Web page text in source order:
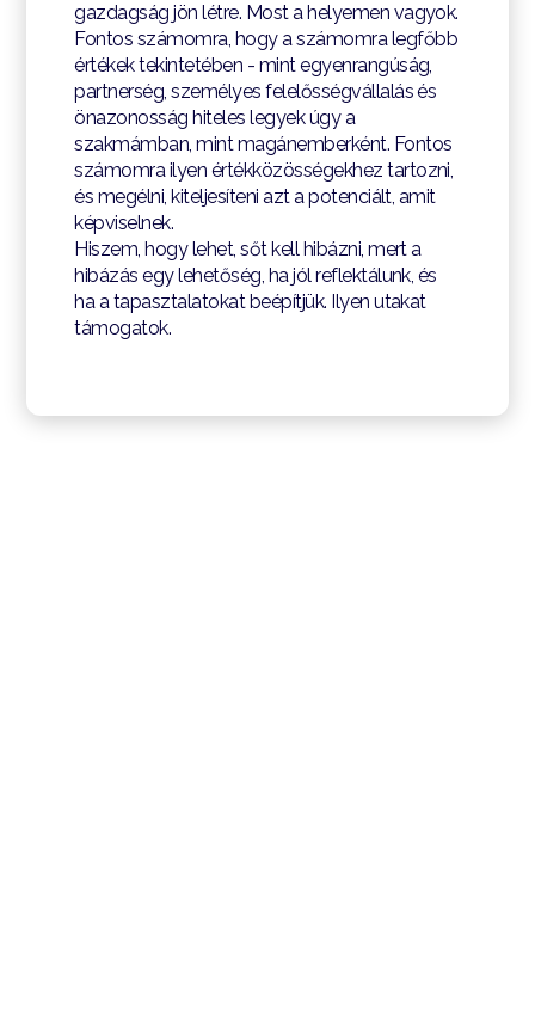
gazdagság jön létre. Most a helyemen vagyok.
Fontos számomra, hogy a számomra legfőbb
értékek tekintetében - mint egyenrangúság,
partnerség, személyes felelősségvállalás és
önazonosság hiteles legyek úgy a
szakmámban, mint magánemberként. Fontos
számomra ilyen értékközösségekhez tartozni,
és megélni, kiteljesíteni azt a potenciált, amit
képviselnek.
Hiszem, hogy lehet, sőt kell hibázni, mert a
hibázás egy lehetőség, ha jól reflektálunk, és
ha a tapasztalatokat beépítjük. Ilyen utakat
támogatok.